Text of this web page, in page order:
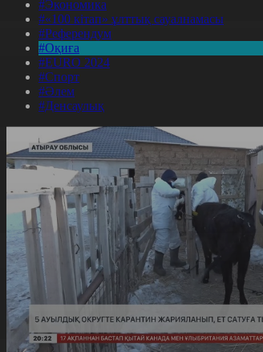
#Экономика
#«100 кітап» ұлттық сауалнамасы
#Референдум
#Оқиға
#EURO 2024
#Спорт
#Әлем
#Денсаулық